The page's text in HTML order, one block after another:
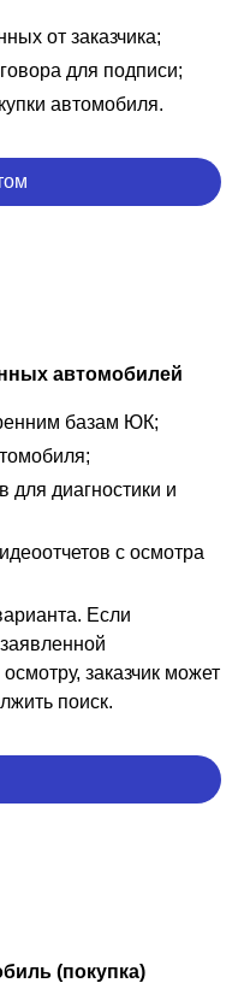
от заказчика;
для подписи;
автомобиля.
автомобилей
базам ЮК;
для диагностики и
с осмотра
Если
заказчик может
поиск.
(покупка)